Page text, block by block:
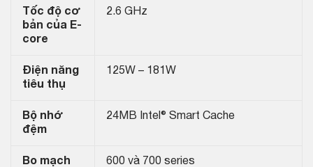
Tốc độ cơ
bản của E-
core
2.6 GHz
Điện năng
tiêu thụ
125W – 181W
Bộ nhớ
đệm
24MB Intel® Smart Cache
Bo mạch
600 và 700 series